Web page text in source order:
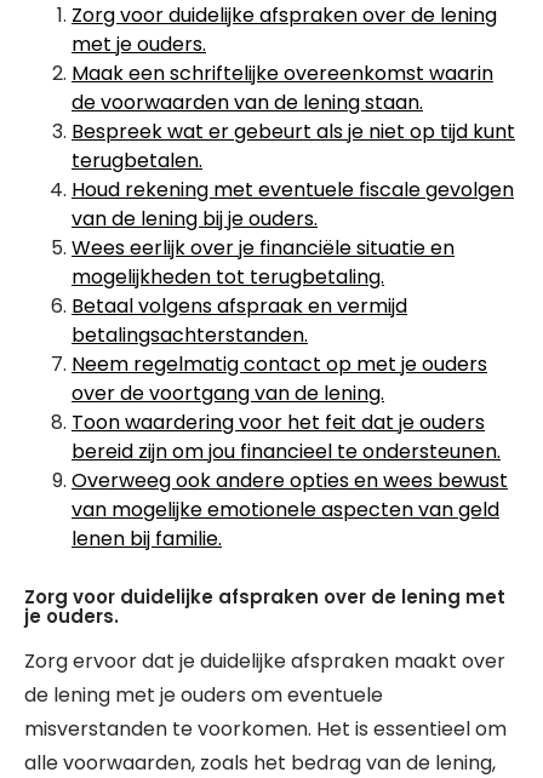
Zorg voor duidelijke afspraken over de lening
met je ouders.
Maak een schriftelijke overeenkomst waarin
de voorwaarden van de lening staan.
Bespreek wat er gebeurt als je niet op tijd kunt
terugbetalen.
Houd rekening met eventuele fiscale gevolgen
van de lening bij je ouders.
Wees eerlijk over je financiële situatie en
mogelijkheden tot terugbetaling.
Betaal volgens afspraak en vermijd
betalingsachterstanden.
Neem regelmatig contact op met je ouders
over de voortgang van de lening.
Toon waardering voor het feit dat je ouders
bereid zijn om jou financieel te ondersteunen.
Overweeg ook andere opties en wees bewust
van mogelijke emotionele aspecten van geld
lenen bij familie.
Zorg voor duidelijke afspraken over de lening met
je ouders.
Zorg ervoor dat je duidelijke afspraken maakt over
de lening met je ouders om eventuele
misverstanden te voorkomen. Het is essentieel om
alle voorwaarden, zoals het bedrag van de lening,